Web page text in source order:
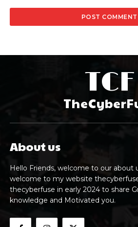
TCF
About us
Hello Friends, welcome to our about
welcome to my website
thecyberfuse in early 2024 to share
knowledge and Motivated you.